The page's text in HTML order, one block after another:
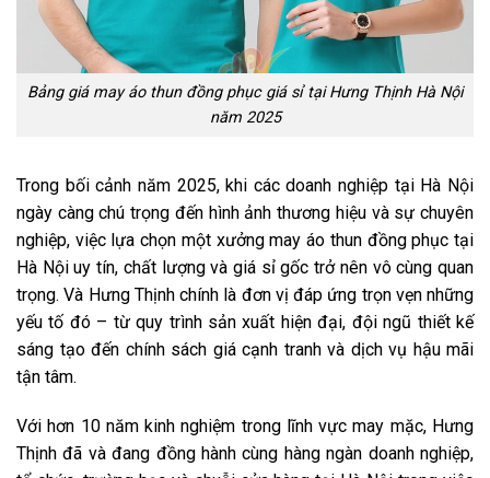
Bảng giá may áo thun đồng phục giá sỉ tại Hưng Thịnh Hà Nội
năm 2025
Trong bối cảnh năm 2025, khi các doanh nghiệp tại Hà Nội
ngày càng chú trọng đến hình ảnh thương hiệu và sự chuyên
nghiệp, việc lựa chọn một xưởng may áo thun đồng phục tại
Hà Nội uy tín, chất lượng và giá sỉ gốc trở nên vô cùng quan
trọng. Và Hưng Thịnh chính là đơn vị đáp ứng trọn vẹn những
yếu tố đó – từ quy trình sản xuất hiện đại, đội ngũ thiết kế
sáng tạo đến chính sách giá cạnh tranh và dịch vụ hậu mãi
tận tâm.
Với hơn 10 năm kinh nghiệm trong lĩnh vực may mặc, Hưng
Thịnh đã và đang đồng hành cùng hàng ngàn doanh nghiệp,